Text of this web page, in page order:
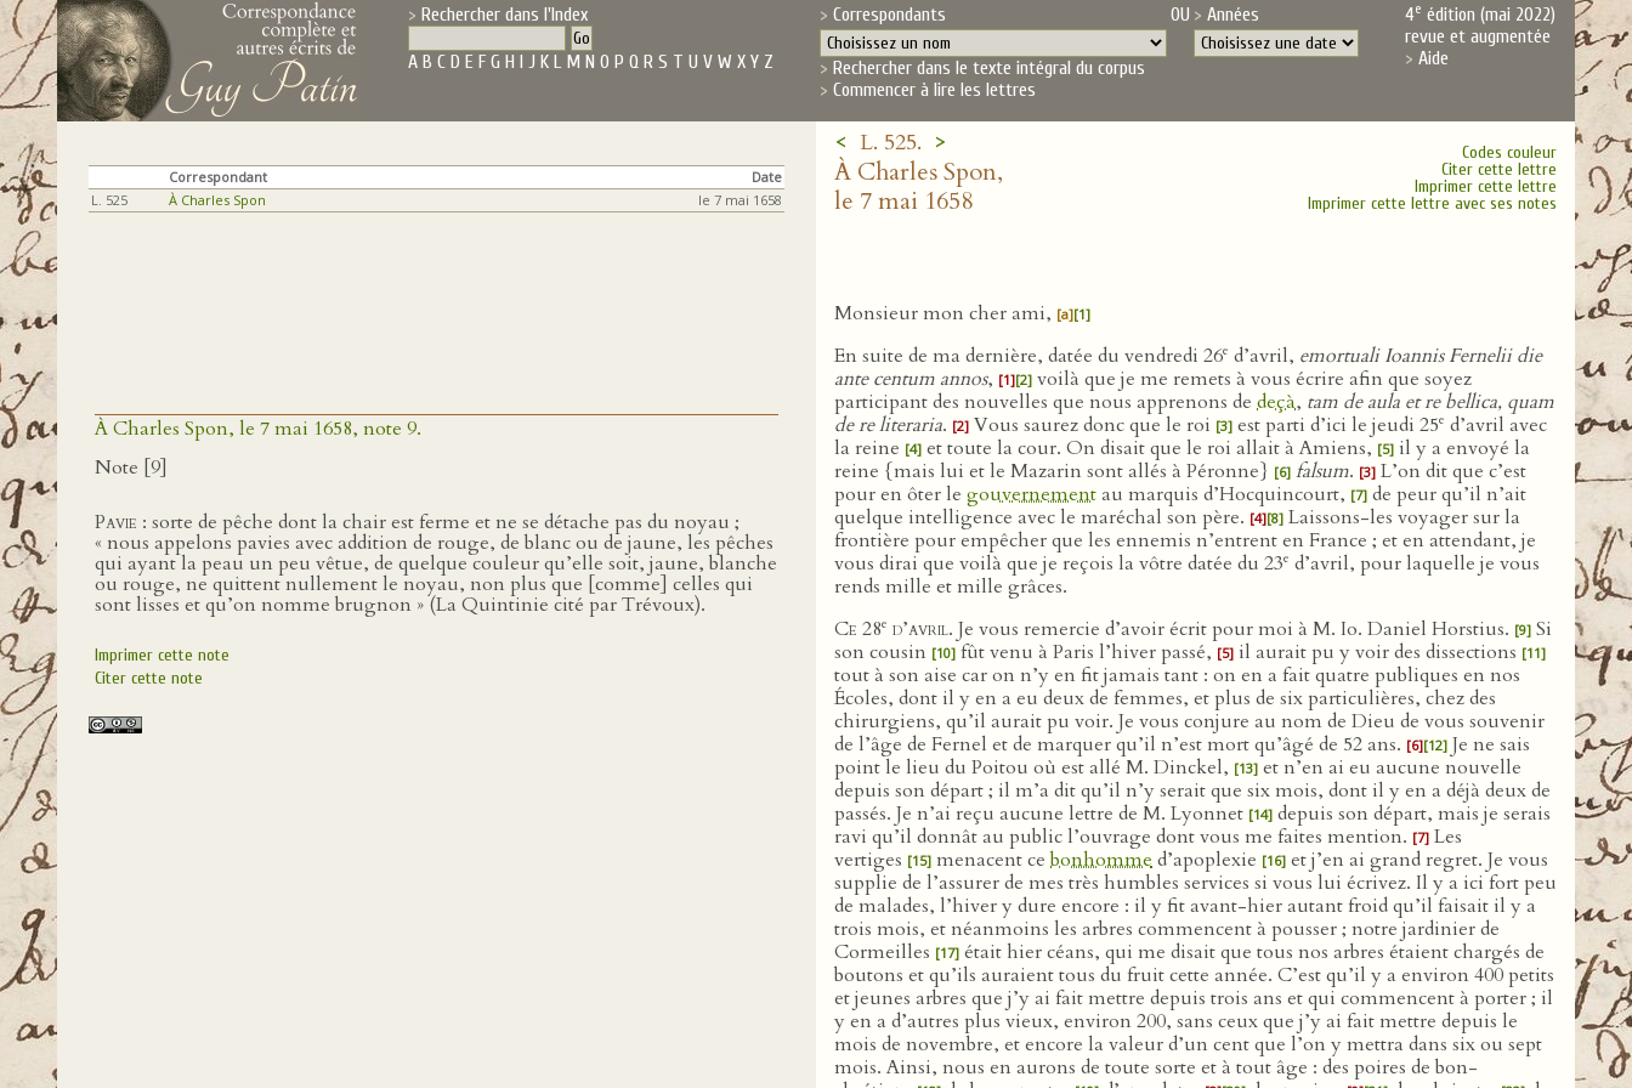
Rechercher dans l'Index
A B C D E F G H I J K L M N O P Q R S T U V W X Y Z
Correspondants OU Années
Rechercher dans le texte intégral du corpus
Commencer à lire les lettres
4e édition (mai 2022)
revue et augmentée
Aide